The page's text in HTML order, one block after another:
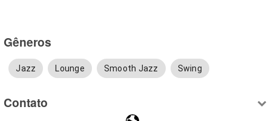
Gêneros
Jazz Lounge Smooth Jazz Swing
Contato